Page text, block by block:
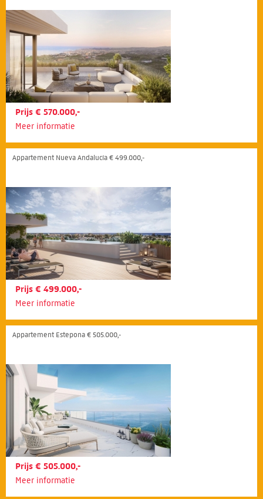
Prijs € 570.000,-
Meer informatie
Appartement Nueva Andalucía € 499.000,-
Prijs € 499.000,-
Meer informatie
Appartement Estepona € 505.000,-
Prijs € 505.000,-
Meer informatie